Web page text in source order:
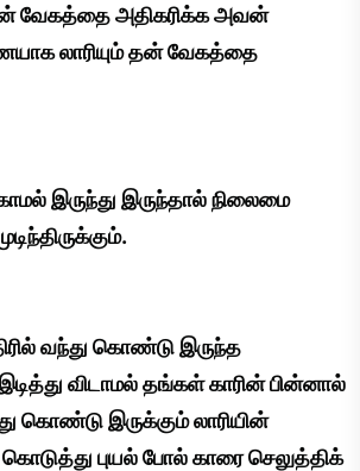
வேகத்தை அதிகரிக்க அவன்
லாரியும் தன் வேகத்தை
இருந்து இருந்தால் நிலைமை
வந்து கொண்டு இருந்த
விடாமல் தங்கள் காரின் பின்னால்
கொண்டு இருக்கும் லாரியின்
கொடுத்து புயல் போல் காரை செலுத்திக்